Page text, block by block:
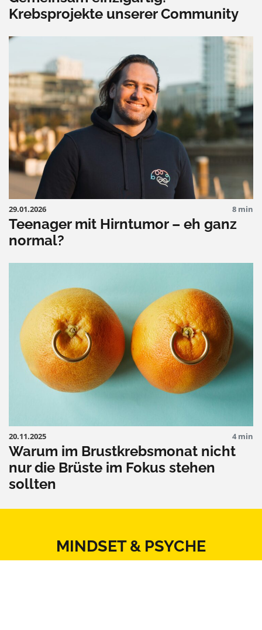
Krebsprojekte unserer Community
29.01.2026 8 min
Teenager mit Hirntumor – eh ganz
normal?
20.11.2025 4 min
Warum im Brustkrebsmonat nicht
nur die Brüste im Fokus stehen
sollten
MINDSET & PSYCHE